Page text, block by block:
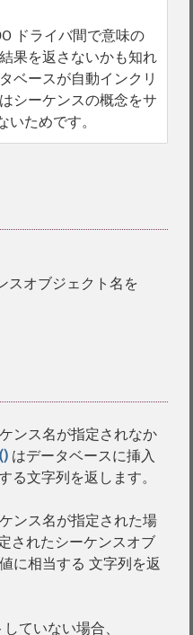
ドライバ間で意味の
果を返さないかも知れ
ベースが自動インクリ
シーケンスの概念をサ
ためです。
スオブジェクト名を
ンス名が指定されなか
はデータベースに挿入
る文字列を返します。
ンス名が指定された場
されたシーケンスオブ
に相当する 文字列を返
ていない場合、